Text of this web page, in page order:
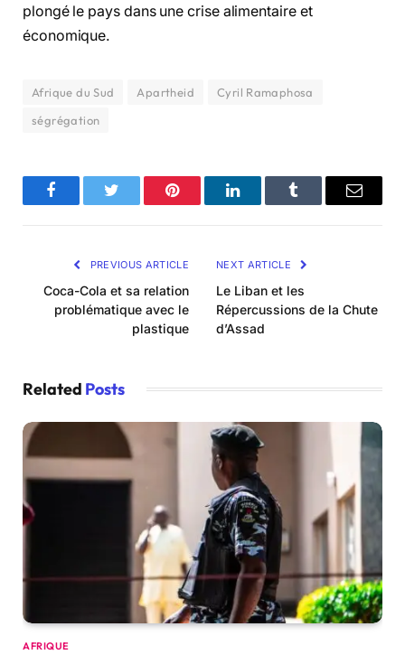
plongé le pays dans une crise alimentaire et
économique.
Afrique du Sud Apartheid
Cyril Ramaphosa
ségrégation
FacebookTwitter Pinterest LinkedInTumblr Email
PREVIOUS ARTICLE
Coca-Cola et sa relation
problématique avec le
plastique
NEXT ARTICLE
Le Liban et les
Répercussions de la Chute
d’Assad
Related Posts
AFRIQUE